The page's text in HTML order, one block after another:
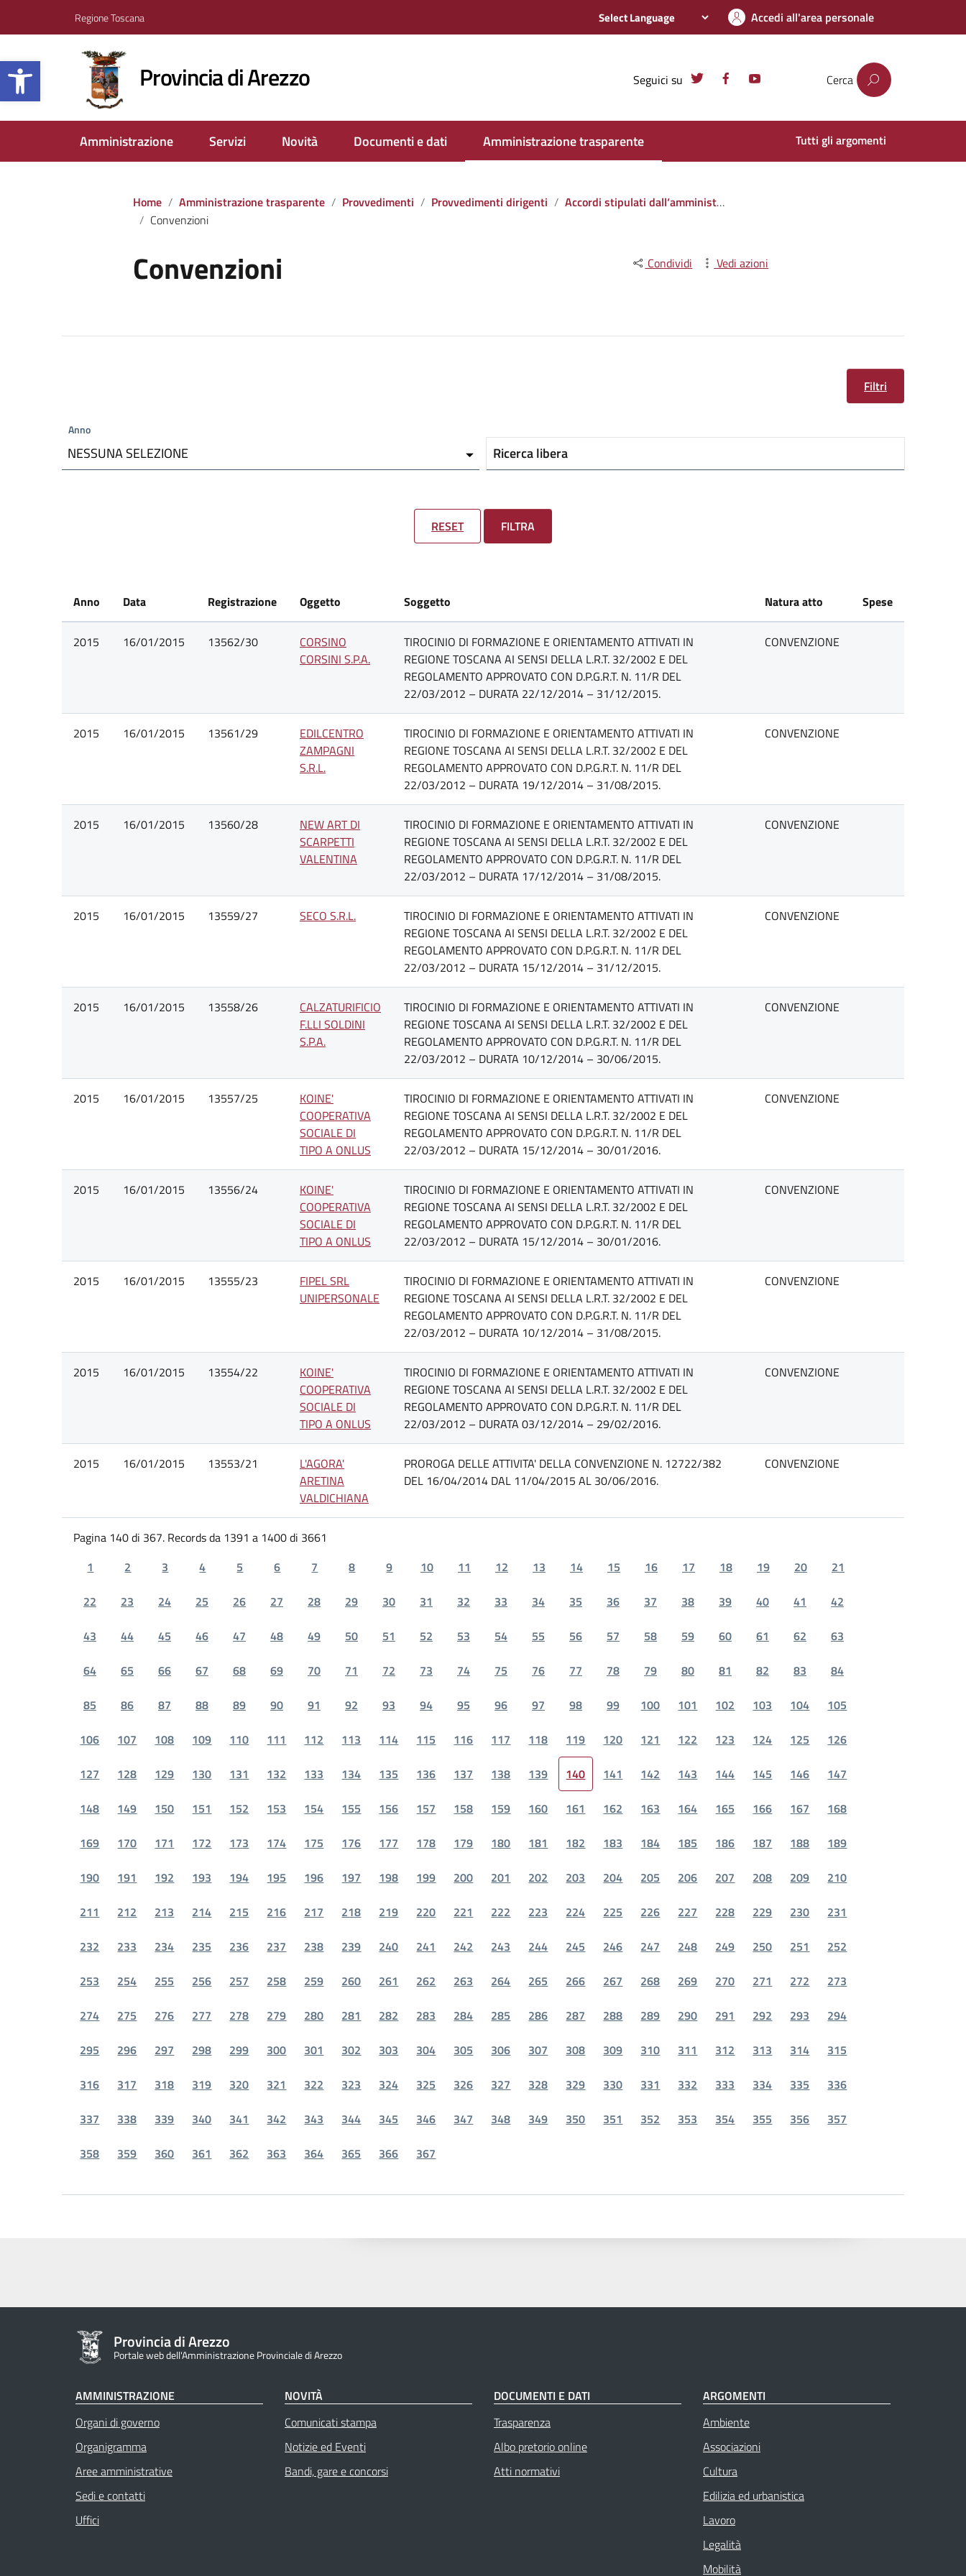
Apri la barra degli strumenti
Regione Toscana Accedi all'area personale
Provincia di Arezzo Seguici su Cerca
Amministrazione Servizi Novità Documenti e dati Amministrazione trasparente Tutti gli argomenti
Home Amministrazione trasparente Provvedimenti Provvedimenti dirigenti
Accordi stipulati dall‘amministrazione con soggetti privati o con altre amministrazioni pubbliche
Convenzioni
Convenzioni Condividi Vedi azioni
Filtri
Anno
NESSUNA SELEZIONE Ricerca libera
RESET FILTRA
Anno Data Registrazione Oggetto Soggetto Natura atto Spese
2015 16/01/2015 13562/30
CORSINO
CORSINI S.P.A.
TIROCINIO DI FORMAZIONE E ORIENTAMENTO ATTIVATI IN
REGIONE TOSCANA AI SENSI DELLA L.R.T. 32/2002 E DEL
REGOLAMENTO APPROVATO CON D.P.G.R.T. N. 11/R DEL
22/03/2012 – DURATA 22/12/2014 – 31/12/2015.
CONVENZIONE
2015 16/01/2015 13561/29
EDILCENTRO
ZAMPAGNI
S.R.L.
TIROCINIO DI FORMAZIONE E ORIENTAMENTO ATTIVATI IN
REGIONE TOSCANA AI SENSI DELLA L.R.T. 32/2002 E DEL
REGOLAMENTO APPROVATO CON D.P.G.R.T. N. 11/R DEL
22/03/2012 – DURATA 19/12/2014 – 31/08/2015.
CONVENZIONE
2015 16/01/2015 13560/28
NEW ART DI
SCARPETTI
VALENTINA
TIROCINIO DI FORMAZIONE E ORIENTAMENTO ATTIVATI IN
REGIONE TOSCANA AI SENSI DELLA L.R.T. 32/2002 E DEL
REGOLAMENTO APPROVATO CON D.P.G.R.T. N. 11/R DEL
22/03/2012 – DURATA 17/12/2014 – 31/08/2015.
CONVENZIONE
2015 16/01/2015 13559/27 SECO S.R.L.
TIROCINIO DI FORMAZIONE E ORIENTAMENTO ATTIVATI IN
REGIONE TOSCANA AI SENSI DELLA L.R.T. 32/2002 E DEL
REGOLAMENTO APPROVATO CON D.P.G.R.T. N. 11/R DEL
22/03/2012 – DURATA 15/12/2014 – 31/12/2015.
CONVENZIONE
2015 16/01/2015 13558/26
CALZATURIFICIO
F.LLI SOLDINI
S.P.A.
TIROCINIO DI FORMAZIONE E ORIENTAMENTO ATTIVATI IN
REGIONE TOSCANA AI SENSI DELLA L.R.T. 32/2002 E DEL
REGOLAMENTO APPROVATO CON D.P.G.R.T. N. 11/R DEL
22/03/2012 – DURATA 10/12/2014 – 30/06/2015.
CONVENZIONE
2015 16/01/2015 13557/25
KOINE'
COOPERATIVA
SOCIALE DI
TIPO A ONLUS
TIROCINIO DI FORMAZIONE E ORIENTAMENTO ATTIVATI IN
REGIONE TOSCANA AI SENSI DELLA L.R.T. 32/2002 E DEL
REGOLAMENTO APPROVATO CON D.P.G.R.T. N. 11/R DEL
22/03/2012 – DURATA 15/12/2014 – 30/01/2016.
CONVENZIONE
2015 16/01/2015 13556/24
KOINE'
COOPERATIVA
SOCIALE DI
TIPO A ONLUS
TIROCINIO DI FORMAZIONE E ORIENTAMENTO ATTIVATI IN
REGIONE TOSCANA AI SENSI DELLA L.R.T. 32/2002 E DEL
REGOLAMENTO APPROVATO CON D.P.G.R.T. N. 11/R DEL
22/03/2012 – DURATA 15/12/2014 – 30/01/2016.
CONVENZIONE
2015 16/01/2015 13555/23
FIPEL SRL
UNIPERSONALE
TIROCINIO DI FORMAZIONE E ORIENTAMENTO ATTIVATI IN
REGIONE TOSCANA AI SENSI DELLA L.R.T. 32/2002 E DEL
REGOLAMENTO APPROVATO CON D.P.G.R.T. N. 11/R DEL
22/03/2012 – DURATA 10/12/2014 – 31/08/2015.
CONVENZIONE
2015 16/01/2015 13554/22
KOINE'
COOPERATIVA
SOCIALE DI
TIPO A ONLUS
TIROCINIO DI FORMAZIONE E ORIENTAMENTO ATTIVATI IN
REGIONE TOSCANA AI SENSI DELLA L.R.T. 32/2002 E DEL
REGOLAMENTO APPROVATO CON D.P.G.R.T. N. 11/R DEL
22/03/2012 – DURATA 03/12/2014 – 29/02/2016.
CONVENZIONE
2015 16/01/2015 13553/21
L'AGORA'
ARETINA
VALDICHIANA
PROROGA DELLE ATTIVITA' DELLA CONVENZIONE N. 12722/382
DEL 16/04/2014 DAL 11/04/2015 AL 30/06/2016.
CONVENZIONE
Pagina 140 di 367. Records da 1391 a 1400 di 3661
1
2 3 4 5 6 7 8 9 10 11 12 13 14 15 16 17 18 19 20
21
22
23 24 25 26 27 28 29 30 31 32 33 34 35 36 37 38 39 40 41
42
43
44 45 46 47 48 49 50 51 52 53 54 55 56 57 58 59 60 61 62
63
64
65 66 67 68 69 70 71 72 73 74 75 76 77 78 79 80 81 82 83
84
85
86 87 88 89 90 91 92 93 94 95 96 97 98 99 100 101 102 103 104
105
106
107 108 109 110 111 112 113 114 115 116 117 118 119 120 121 122 123 124 125
126
127
128 129 130 131 132 133 134 135 136 137 138 139 140 141 142 143 144 145 146
147
148
149 150 151 152 153 154 155 156 157 158 159 160 161 162 163 164 165 166 167
168
169
170 171 172 173 174 175 176 177 178 179 180 181 182 183 184 185 186 187 188
189
190
191 192 193 194 195 196 197 198 199 200 201 202 203 204 205 206 207 208 209
210
211
212 213 214 215 216 217 218 219 220 221 222 223 224 225 226 227 228 229 230
231
232
233 234 235 236 237 238 239 240 241 242 243 244 245 246 247 248 249 250 251
252
253
254 255 256 257 258 259 260 261 262 263 264 265 266 267 268 269 270 271 272
273
274
275 276 277 278 279 280 281 282 283 284 285 286 287 288 289 290 291 292 293
294
295
296 297 298 299 300 301 302 303 304 305 306 307 308 309 310 311 312 313 314
315
316
317 318 319 320 321 322 323 324 325 326 327 328 329 330 331 332 333 334 335
336
337
338 339 340 341 342 343 344 345 346 347 348 349 350 351 352 353 354 355 356
357
358
359 360 361 362 363 364 365 366 367
Provincia di Arezzo
Portale web dell'Amministrazione Provinciale di Arezzo
AMMINISTRAZIONE
Organi di governo
Organigramma
Aree amministrative
Sedi e contatti
Uffici
NOVITÀ
Comunicati stampa
Notizie ed Eventi
Bandi, gare e concorsi
DOCUMENTI E DATI
Trasparenza
Albo pretorio online
Atti normativi
ARGOMENTI
Ambiente
Associazioni
Cultura
Edilizia ed urbanistica
Lavoro
Legalità
Mobilità